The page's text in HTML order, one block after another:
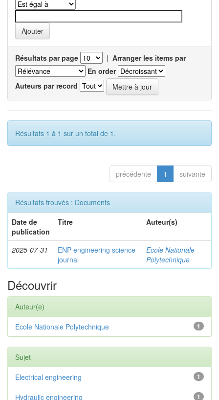
Résultats par page | Arranger les items par
En order
Auteurs par record
Résultats 1 à 1 sur un total de 1.
précédente 1 suivante
Résultats trouvés : Documents
Date de
publication
Titre Auteur(s)
2025-07-31
ENP engineering science
journal
Ecole Nationale
Polytechnique
Découvrir
Auteur(e)
1
Ecole Nationale Polytechnique
Sujet
1
Electrical engineering
1
Hydraulic engineering